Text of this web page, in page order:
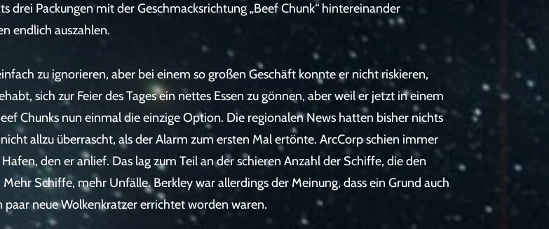
drei Packungen mit der Geschmacksrichtung „Beef Chunk“ hintereinander
endlich auszahlen.
zu ignorieren, aber bei einem so großen Geschäft konnte er nicht riskieren,
sich zur Feier des Tages ein nettes Essen zu gönnen, aber weil er jetzt in einem
Chunks nun einmal die einzige Option. Die regionalen News hatten bisher nichts
allzu überrascht, als der Alarm zum ersten Mal ertönte. ArcCorp schien immer
den er anlief. Das lag zum Teil an der schieren Anzahl der Schiffe, die den
Schiffe, mehr Unfälle. Berkley war allerdings der Meinung, dass ein Grund auch
neue Wolkenkratzer errichtet worden waren.